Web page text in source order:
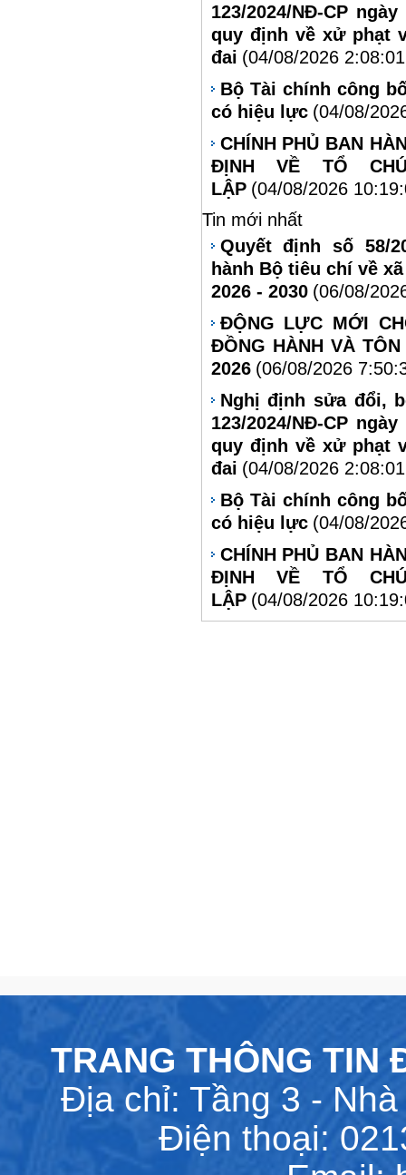
123/2024/NĐ-CP
quy định về xử phạt
đai (04/08/2026
Bộ Tài chính công
có hiệu lực (04/08/
CHÍNH PHỦ BAN
ĐỊNH VỀ TỔ
LẬP (04/08/2026
Tin mới nhất
Quyết định số 58/
hành Bộ tiêu chí về
2026 - 2030 (06/08/
ĐỘNG LỰC MỚI
ĐỒNG HÀNH VÀ
2026 (06/08/2026
Nghị định sửa đổi,
123/2024/NĐ-CP
quy định về xử phạt
đai (04/08/2026
Bộ Tài chính công
có hiệu lực (04/08/
CHÍNH PHỦ BAN
ĐỊNH VỀ TỔ
LẬP (04/08/2026
TRANG THÔNG TIN
Địa chỉ: Tầng 3 -
Điện thoại: